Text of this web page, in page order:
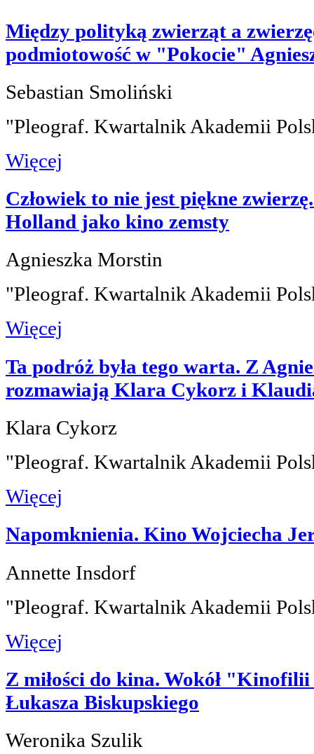
Między polityką zwierząt a
podmiotowość w "Pokocie"
Sebastian Smoliński
"Pleograf. Kwartalnik Akademii
Więcej
Człowiek to nie jest piękne
Holland jako kino zemsty
Agnieszka Morstin
"Pleograf. Kwartalnik Akademii
Więcej
Ta podróż była tego warta. Z
rozmawiają Klara Cykorz i
Klara Cykorz
"Pleograf. Kwartalnik Akademii
Więcej
Napomknienia. Kino Wojciecha
Annette Insdorf
"Pleograf. Kwartalnik Akademii
Więcej
Z miłości do kina. Wokół
Łukasza Biskupskiego
Weronika Szulik